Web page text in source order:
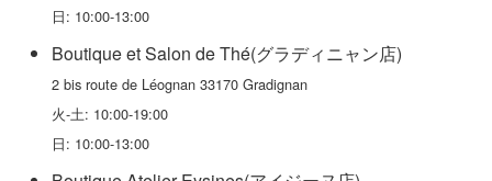
日: 10:00-13:00
Boutique et Salon de Thé(グラディニャン店)
2 bis route de Léognan 33170 Gradignan
火-土: 10:00-19:00
日: 10:00-13:00